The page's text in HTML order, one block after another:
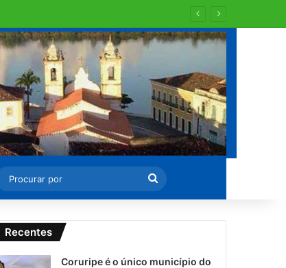
Procurar
por
Recentes
Coruripe é o único município do